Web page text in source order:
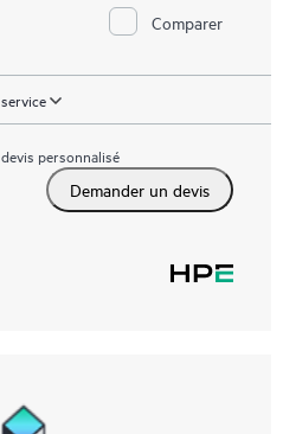
Comparer
personnalisé
Demander un devis